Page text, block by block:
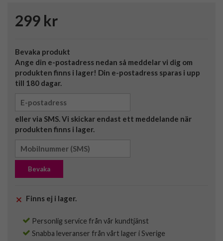
299 kr
Bevaka produkt
Ange din e-postadress nedan så meddelar vi dig om
produkten finns i lager! Din e-postadress sparas i upp
till 180 dagar.
eller via SMS. Vi skickar endast ett meddelande när
produkten finns i lager.
Bevaka
Finns ej i lager.
Personlig service från vår kundtjänst
Snabba leveranser från vårt lager i Sverige